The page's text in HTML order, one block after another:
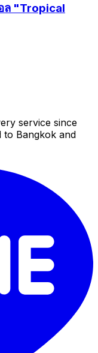
ล "Tropical
service since
to Bangkok and